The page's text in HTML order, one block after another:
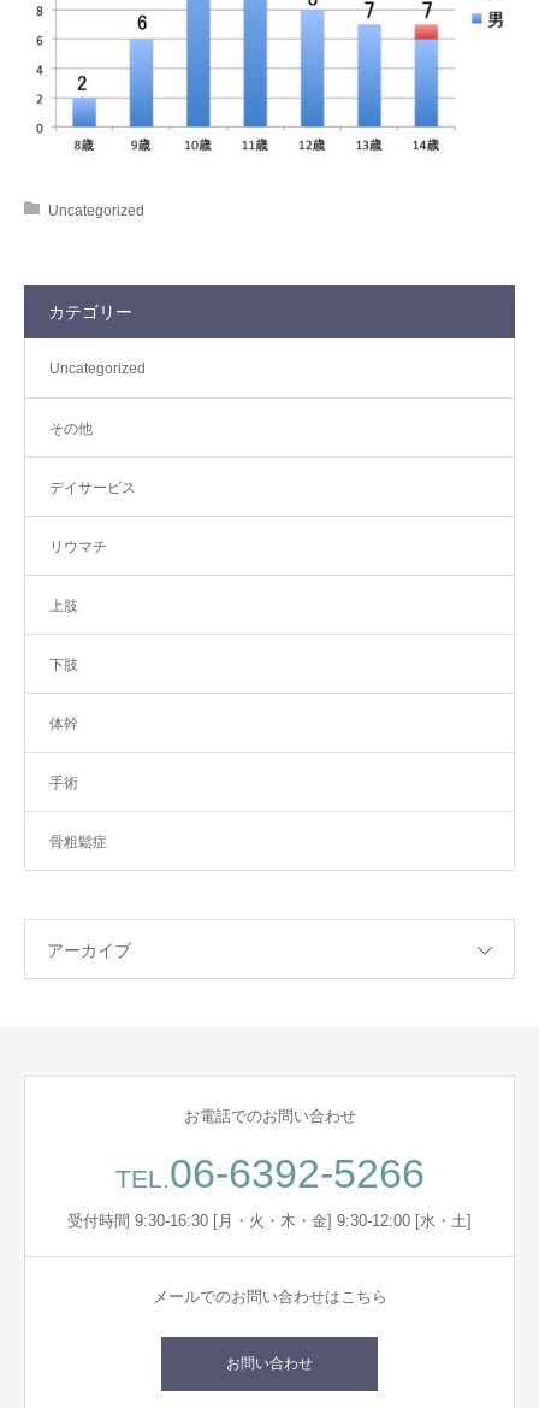
Uncategorized
カテゴリー
Uncategorized
その他
デイサービス
リウマチ
上肢
下肢
体幹
手術
骨粗鬆症
アーカイブ
お電話でのお問い合わせ
TEL.06-6392-5266
受付時間 9:30-16:30 [月・火・木・金] 9:30-12:00 [水・土]
メールでのお問い合わせはこちら
お問い合わせ